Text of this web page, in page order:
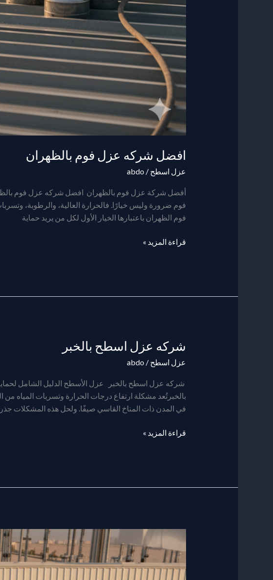
افضل شركه عزل فوم بالظهران
عزل اسطح /
abdo
أفضل شركة عزل فوم بالظهران افضل شركه عزل فوم
فوم ضرورة وليس خيارًا. فالحرارة العالية، والرطوبة،
فوم الظهران باعتبارها الخيار الأول لكل من يريد حماية
قراءة المزيد »
شركه عزل اسطح بالخبر
عزل اسطح /
abdo
شركه عزل اسطح بالخبر عزل الأسطح الدليل الشامل
بالخبرتُعد مشكلة ارتفاع درجات الحرارة وتسربات المياه من
في المدن ذات المناخ القاسي صيفًا. ولحل هذه المشكلات
شركه
عزل
اسطح
بالخبر
قراءة المزيد »
شركة
عزل
فوم
في